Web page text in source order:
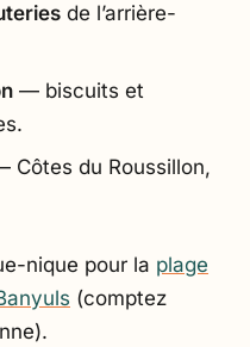
de l’arrière-
— biscuits et
du Roussillon,
nique pour la plage
(comptez